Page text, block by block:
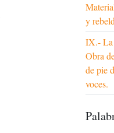
y
IX.- La
Obra
de pie
voces.